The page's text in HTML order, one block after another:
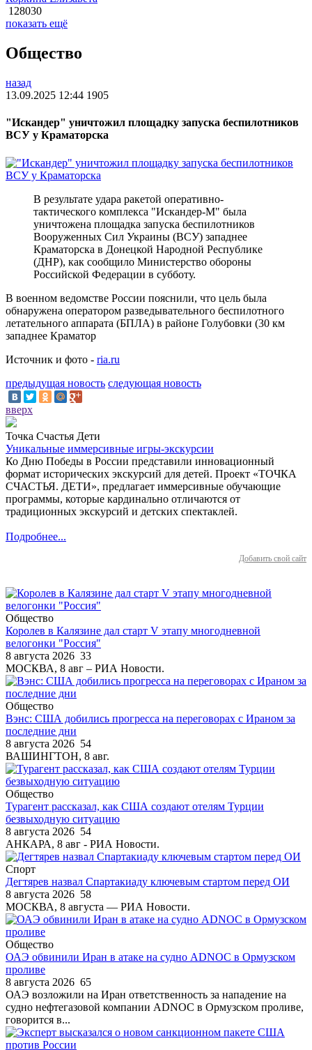
128030
показать ещё
Общество
назад
13.09.2025 12:44 1905
"Искандер" уничтожил площадку запуска беспилотников
ВСУ у Краматорска
В результате удара ракетой оперативно-
тактического комплекса "Искандер-М" была
уничтожена площадка запуска беспилотников
Вооруженных Сил Украины (ВСУ) западнее
Краматорска в Донецкой Народной Республике
(ДНР), как сообщило Министерство обороны
Российской Федерации в субботу.
В военном ведомстве России пояснили, что цель была
обнаружена оператором разведывательного беспилотного
летательного аппарата (БПЛА) в районе Голубовки (30 км
западнее Краматор
Источник и фото - ria.ru
предыдущая новость следующая новость
вверх
Точка Счастья Дети
Уникальные иммерсивные игры-экскурсии
Ко Дню Победы в России представили инновационный
формат исторических экскурсий для детей. Проект «ТОЧКА
СЧАСТЬЯ. ДЕТИ», предлагает иммерсивные обучающие
программы, которые кардинально отличаются от
традиционных экскурсий и детских спектаклей.
Подробнее...
Добавить свой сайт
Общество
Королев в Калязине дал старт V этапу многодневной
велогонки "Россия"
8 августа 2026 33
МОСКВА, 8 авг – РИА Новости.
Общество
Вэнс: США добились прогресса на переговорах с Ираном за
последние дни
8 августа 2026 54
ВАШИНГТОН, 8 авг.
Общество
Турагент рассказал, как США создают отелям Турции
безвыходную ситуацию
8 августа 2026 54
АНКАРА, 8 авг - РИА Новости.
Спорт
Дегтярев назвал Спартакиаду ключевым стартом перед ОИ
8 августа 2026 58
МОСКВА, 8 августа — РИА Новости.
Общество
ОАЭ обвинили Иран в атаке на судно ADNOC в Ормузском
проливе
8 августа 2026 65
ОАЭ возложили на Иран ответственность за нападение на
судно нефтегазовой компании ADNOC в Ормузском проливе,
говорится в...